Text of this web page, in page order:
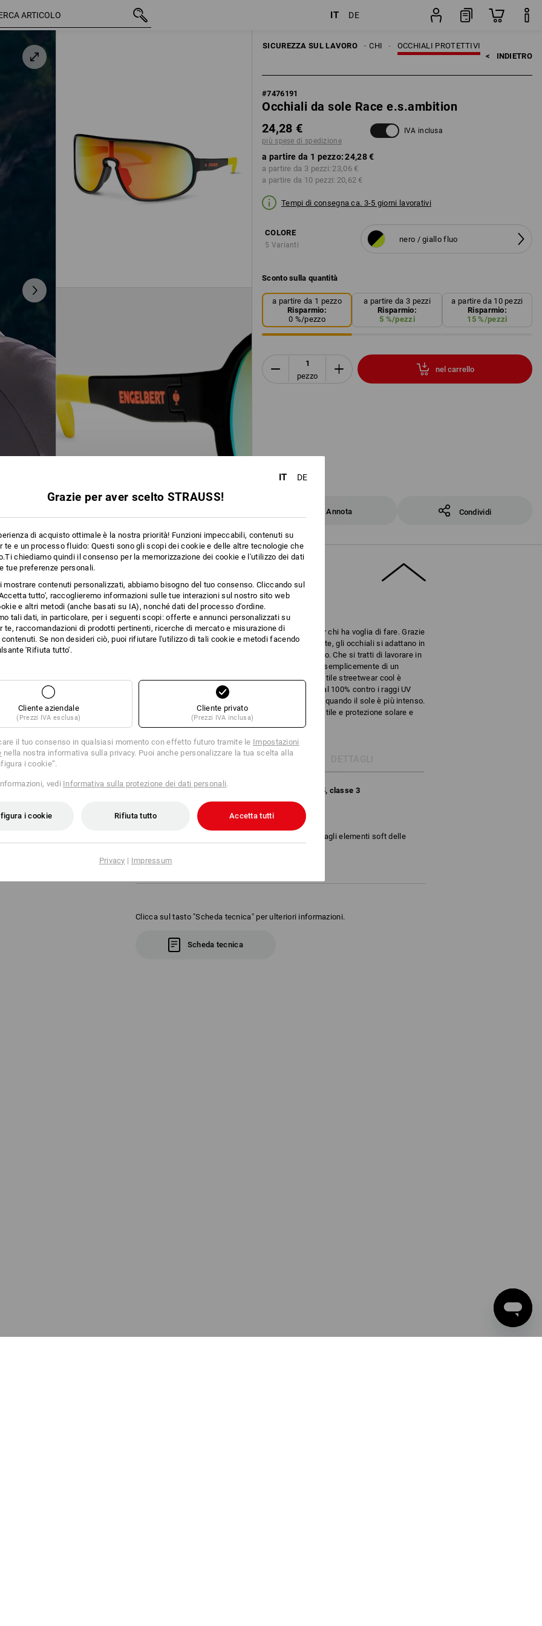
IT DE
SICUREZZA SUL LAVORO OCCHIALI PROTETTIVI
PROTEZIONE OCCHI
< INDIETRO
#7476191
Occhiali da sole Race e.s.ambition
24,28 €
più spese di spedizione
IVA inclusa
a partire da 1 pezzo: 24,28 €
a partire da 3 pezzi: 23,06 €
a partire da 10 pezzi: 20,62 €
Tempi di consegna ca. 3-5 giorni lavorativi
COLORE
5 Varianti
nero / giallo fluo
Sconto sulla quantità
a partire da 1 pezzo
Risparmio:
0 %/pezzo
a partire da 3 pezzi
Risparmio:
5 %/pezzi
a partire da 10 pezzi
Risparmio:
15 %/pezzi
pezzo
nel carrello
Annota Condividi
nero / giallo fluo 24,28 €
Protezione solare con stile
Gli occhiali da sole Race sono i compagni perfetti per chi ha voglia di fare. Grazie
al nasello morbido e agli elementi soft delle stanghette, gli occhiali si adattano in
modo sicuro e confortevole, qualunque sia lo scenario. Che si tratti di lavorare in
pieno sole, di avere una visione chiara sul sentiero o semplicemente di un
accessorio di tendenza da indossare tutti i giorni, lo stile streetwear cool è
sempre e comunque perfetto. Grazie alla protezione al 100% contro i raggi UV
(UV400), gli occhi sono perfettamente protetti anche quando il sole è più intenso.
Gli occhiali da sole Race combinano in modo ideale stile e protezione solare e
sono un vero highlight per tutta la giornata.
DESCRIZIONE DETTAGLI
ai sensi diDIN EN ISO 12312-1:2013+A1:2015, classe 3
protezione UV al 100% (UV400)
vestibilità ottimale e lente ampia e continua
lenti colorate e a specchio
comfort piacevole grazie al morbido nasello e agli elementi soft delle
Peso: ca. 34 g
Clicca sul tasto "Scheda tecnica" per ulteriori informazioni.
Scheda tecnica
IT DE
Grazie per aver scelto STRAUSS!
di acquisto ottimale è la nostra priorità! Funzioni impeccabili, contenuti su
te e un processo fluido: Questi sono gli scopi dei cookie e delle altre tecnologie che
chiediamo quindi il consenso per la memorizzazione dei cookie e l'utilizzo dei dati
tue preferenze personali.
mostrare contenuti personalizzati, abbiamo bisogno del tuo consenso. Cliccando sul
tutto', raccoglieremo informazioni sulle tue interazioni sul nostro sito web
e altri metodi (anche basati su IA), nonché dati del processo d'ordine.
tali dati, in particolare, per i seguenti scopi: offerte e annunci personalizzati su
te, raccomandazioni di prodotti pertinenti, ricerche di mercato e misurazione di
contenuti. Se non desideri ciò, puoi rifiutare l'utilizzo di tali cookie e metodi facendo
'Rifiuta tutto'.
Cliente aziendale
(Prezzi IVA esclusa)
Cliente privato
(Prezzi IVA inclusa)
il tuo consenso in qualsiasi momento con effetto futuro tramite le Impostazioni
nella nostra informativa sulla privacy. Puoi anche personalizzare la tua scelta alla
i cookie”.
vedi Informativa sulla protezione dei dati personali.
i cookie Rifiuta tutto Accetta tutti
Privacy | Impressum